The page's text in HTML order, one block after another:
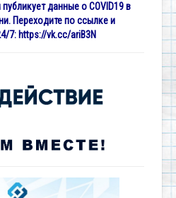
данные о COVID19 в
Переходите по ссылке и
7: https://vk.cc/ariB3N